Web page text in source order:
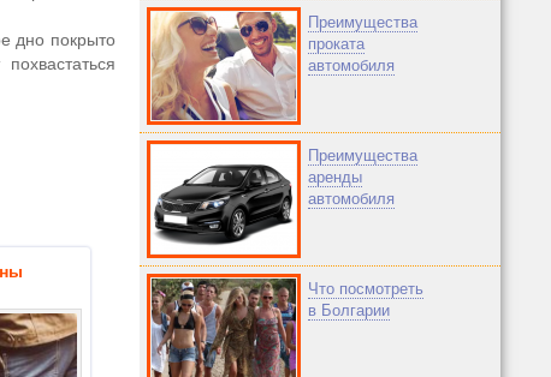
дно покрыто
Преимущества
проката
автомобиля
Преимущества
аренды
автомобиля
Что посмотреть
в Болгарии